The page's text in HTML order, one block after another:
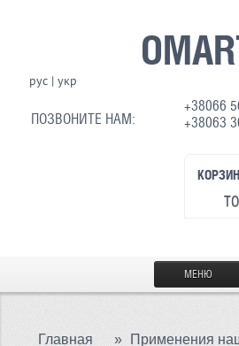
рус| укр
ПОЗВОНИТЕ НАМ:
+38066
+38063
МЕНЮ
Главная » Применения